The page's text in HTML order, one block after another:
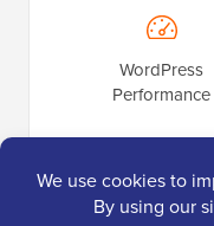
WordPress
Performance
WordPress